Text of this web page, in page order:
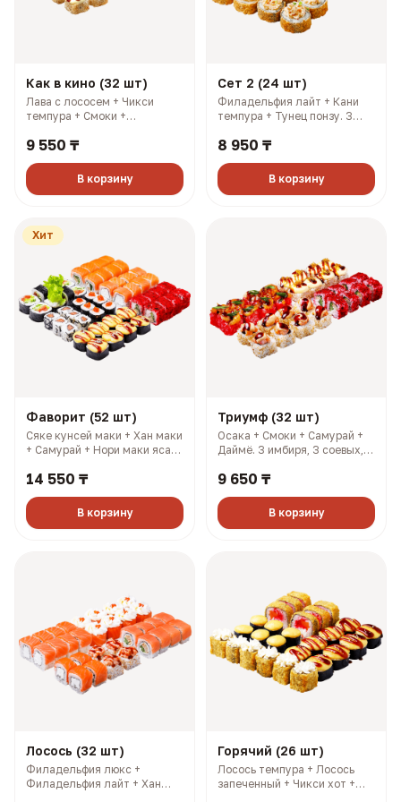
Как в кино (32 шт)
Лава с лососем + Чикси
темпура + Смоки +
имбиря, 3 соевых, 3 палочки,
ккал)
9 550 ₸
В корзину
Сет 2 (24 шт)
Филадельфия лайт + Кани
темпура + Тунец понзу. 3
3 васаби (927 гр, 2108 ккал)
8 950 ₸
В корзину
Хит
Фаворит (52 шт)
Сяке кунсей маки + Хан маки
+ Самурай + Нори маки ясай
Салмон + Чикси хот. 4
4 васаби (1606 гр, 2733
ккал)
14 550 ₸
В корзину
Триумф (32 шт)
Осака + Смоки + Самурай +
Даймё. 3 имбиря, 3 соевых, 3
2013 ккал)
9 650 ₸
В корзину
Лосось (32 шт)
Филадельфия люкс +
Филадельфия лайт + Хан
Горячий (26 шт)
Лосось темпура + Лосось
запеченный + Чикси хот +